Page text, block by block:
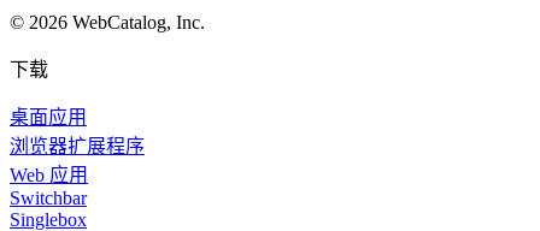
© 2026 WebCatalog, Inc.
下载
桌面应用
浏览器扩展程序
Web 应用
Switchbar
Singlebox